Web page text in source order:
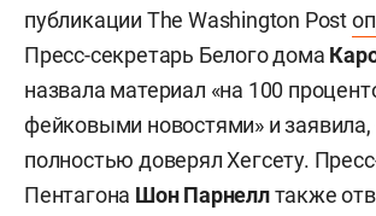
публикации The Washington Post
Пресс-секретарь Белого дома
назвала материал «на 100
фейковыми новостями» и заявила,
полностью доверял Хегсету.
Пентагона Шон Парнеллтакже